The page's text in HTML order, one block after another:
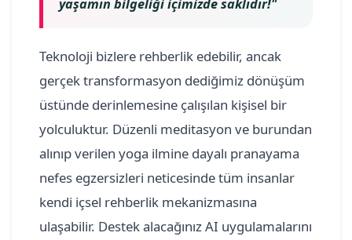
yaşamın bilgeliği içimizde saklıdır!"
Teknoloji bizlere rehberlik edebilir, ancak
gerçek transformasyon dediğimiz dönüşüm
üstünde derinlemesine çalışılan kişisel bir
yolculuktur. Düzenli meditasyon ve burundan
alınıp verilen yoga ilmine dayalı pranayama
nefes egzersizleri neticesinde tüm insanlar
kendi içsel rehberlik mekanizmasına
ulaşabilir. Destek alacağınız AI uygulamalarını